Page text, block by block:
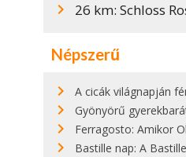
26 km: Schloss
Népszerű
A cicák világnapján fényképeztük ezt
Gyönyörű gyerekbarát strandok
Ferragosto: Amikor
Bastille nap: A Bastille